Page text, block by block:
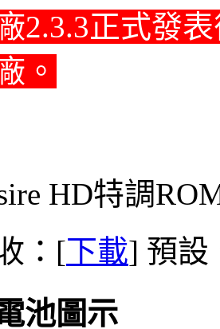
2.3.3正式發
。
HD特調
：[下載] 預設
池圖示